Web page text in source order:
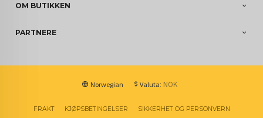
OM BUTIKKEN
PARTNERE
Norwegian Valuta: NOK
FRAKT KJØPSBETINGELSER SIKKERHET OG PERSONVERN